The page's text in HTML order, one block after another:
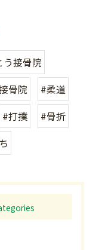
う接骨院
骨院
#柔道
#打撲
#骨折